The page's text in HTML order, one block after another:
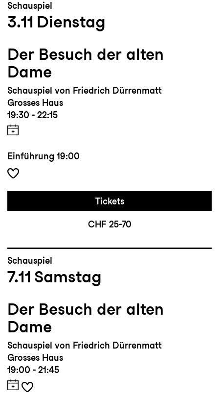
Schauspiel
3.11 Dienstag
Der Besuch der alten
Dame
Schauspiel von Friedrich Dürrenmatt
Grosses Haus
19:30 - 22:15
Einführung 19:00
Tickets
CHF 25-70
Schauspiel
7.11 Samstag
Der Besuch der alten
Dame
Schauspiel von Friedrich Dürrenmatt
Grosses Haus
19:00 - 21:45